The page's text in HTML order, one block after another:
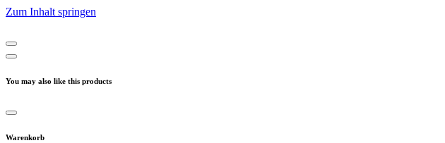
Zum Inhalt springen
You may also like this products
Warenkorb